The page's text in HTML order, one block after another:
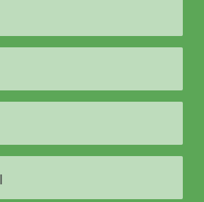
comptes annuels et
;
de la sincérité et de la
avec les comptes
informations financières
l'assemblée générale ;
au Procureur de la
des faits délictueux dont
;
l'émission